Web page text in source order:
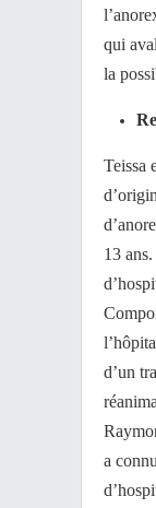
qui
la
Teissa
13
d’un
a